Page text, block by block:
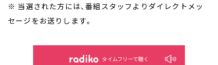
※ 当選された方には、番組スタッフよりダイレクトメッ
セージをお送りします。
タイムフリーで聴く